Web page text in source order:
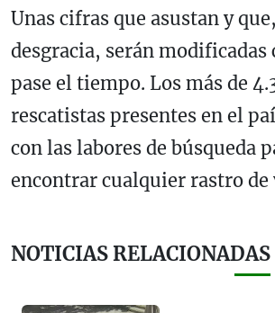
Unas cifras que asustan y
desgracia, serán modificadas
pase el tiempo. Los más de
rescatistas presentes en el
con las labores de búsqueda
encontrar cualquier rastro de
NOTICIAS RELACIONADAS